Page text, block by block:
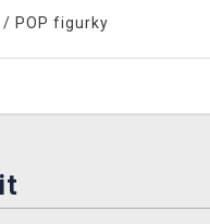
/ POP figurky